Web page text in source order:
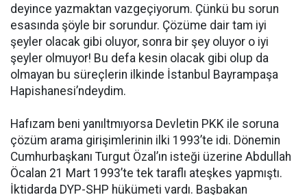
deyince yazmaktan vazgeçiyorum. Çünkü bu sorun
esasında şöyle bir sorundur. Çözüme dair tam iyi
şeyler olacak gibi oluyor, sonra bir şey oluyor o iyi
şeyler olmuyor! Bu defa kesin olacak gibi olup da
olmayan bu süreçlerin ilkinde İstanbul Bayrampaşa
Hapishanesi’ndeydim.
Hafızam beni yanıltmıyorsa Devletin PKK ile soruna
çözüm arama girişimlerinin ilki 1993’te idi. Dönemin
Cumhurbaşkanı Turgut Özal’ın isteği üzerine Abdullah
Öcalan 21 Mart 1993’te tek taraflı ateşkes yapmıştı.
İktidarda DYP-SHP hükümeti vardı. Başbakan